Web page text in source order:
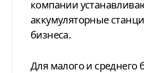
компании
аккумуляторные
бизнеса.
Для малого и среднего